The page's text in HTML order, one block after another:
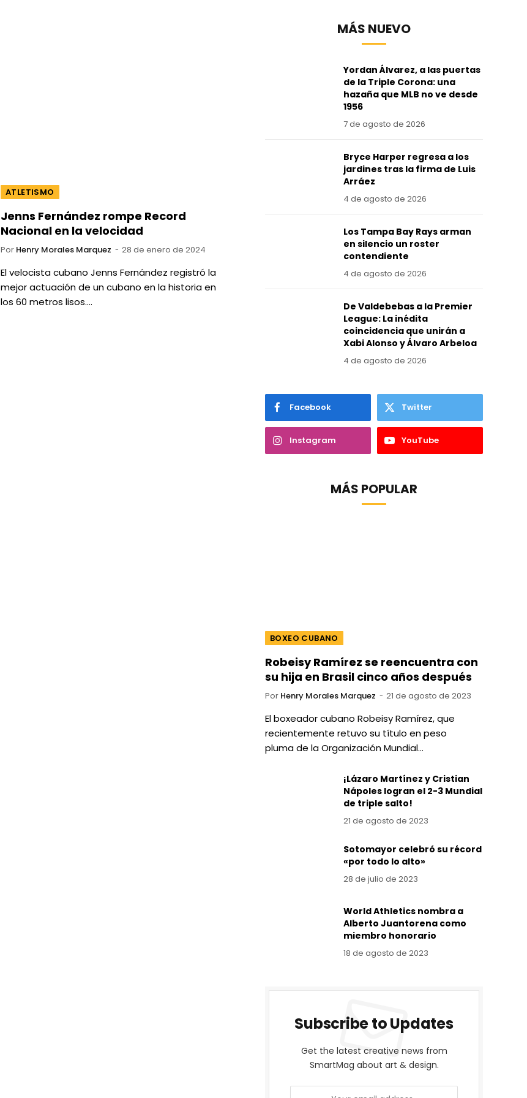
ATLETISMO
Jenns Fernández rompe Record
Nacional en la velocidad
Por Henry Morales Marquez 28 de enero de 2024
El velocista cubano Jenns Fernández registró la
mejor actuación de un cubano en la historia en
los 60 metros lisos.…
MÁS NUEVO
Yordan Álvarez, a las puertas
de la Triple Corona: una
hazaña que MLB no ve desde
1956
7 de agosto de 2026
Bryce Harper regresa a los
jardines tras la firma de Luis
Arráez
4 de agosto de 2026
Los Tampa Bay Rays arman
en silencio un roster
contendiente
4 de agosto de 2026
De Valdebebas a la Premier
League: La inédita
coincidencia que unirán a
Xabi Alonso y Álvaro Arbeloa
4 de agosto de 2026
Facebook Twitter
Instagram YouTube
MÁS POPULAR
BOXEO CUBANO
Robeisy Ramírez se reencuentra con
su hija en Brasil cinco años después
Por Henry Morales Marquez 21 de agosto de 2023
El boxeador cubano Robeisy Ramírez, que
recientemente retuvo su título en peso
pluma de la Organización Mundial…
¡Lázaro Martínez y Cristian
Nápoles logran el 2-3 Mundial
de triple salto!
21 de agosto de 2023
Sotomayor celebró su récord
«por todo lo alto»
28 de julio de 2023
World Athletics nombra a
Alberto Juantorena como
miembro honorario
18 de agosto de 2023
Subscribe to Updates
Get the latest creative news from
SmartMag about art & design.